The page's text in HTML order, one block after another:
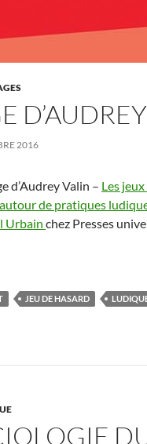
2016
d’Audrey Valin – Les
de pratiques
Urbain chez Presses
JEU DE HASARD